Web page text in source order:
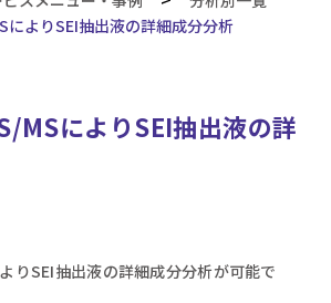
によりSEI抽出液の詳細成分分析
MSによりSEI抽出液の詳
りSEI抽出液の詳細成分分析が可能で